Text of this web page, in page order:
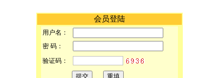
会员登陆
用户名：
密 码：
验证码：